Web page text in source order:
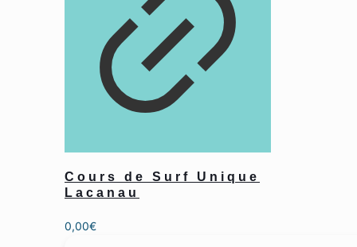
Cours de Surf Unique
Lacanau
0,00€